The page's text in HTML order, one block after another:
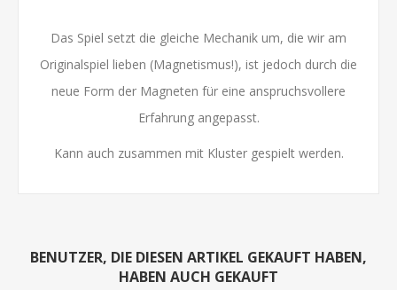
Das Spiel setzt die gleiche Mechanik um, die wir am
Originalspiel lieben (Magnetismus!), ist jedoch durch die
neue Form der Magneten für eine anspruchsvollere
Erfahrung angepasst.
Kann auch zusammen mit Kluster gespielt werden.
BENUTZER, DIE DIESEN ARTIKEL GEKAUFT HABEN,
HABEN AUCH GEKAUFT